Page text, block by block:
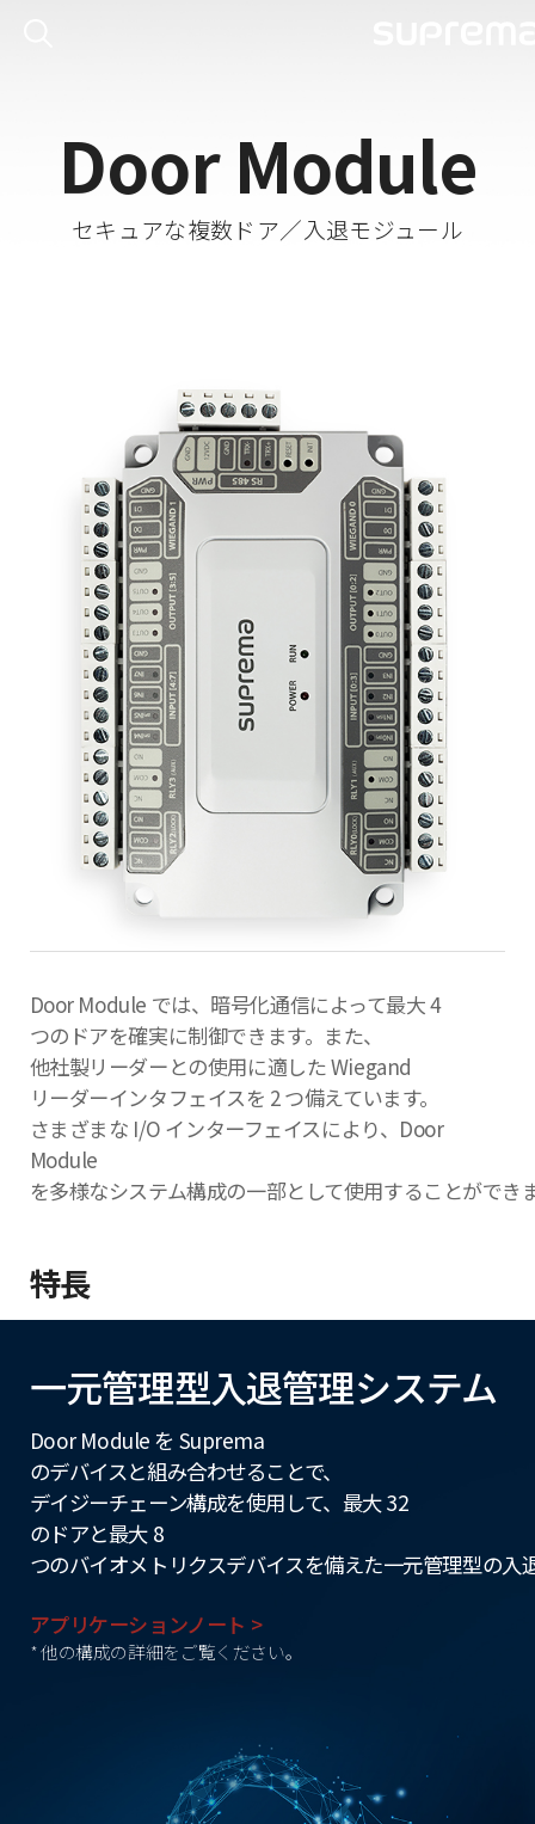
Door Module
セキュアな複数ドア／入退モジュール
Door Module では、暗号化通信によって最大 4
つのドアを確実に制御できます。また、
他社製リーダーとの使用に適した Wiegand
リーダーインタフェイスを 2 つ備えています。
さまざまな I/O インターフェイスにより、Door
Module
を多様なシステム構成の一部として使用することができ
特長
一元管理型入退管理システム
Door Module を Suprema
のデバイスと組み合わせることで、
デイジーチェーン構成を使用して、最大 32
のドアと最大 8
つのバイオメトリクスデバイスを備えた一元管理型の
アプリケーションノート >
* 他の構成の詳細をご覧ください。